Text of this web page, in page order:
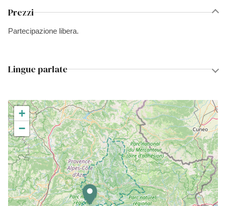
Prezzi
Partecipazione libera.
Lingue parlate
+
−